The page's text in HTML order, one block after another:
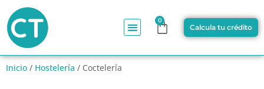
0
Calcula tu crédito
Inicio / Hostelería / Coctelería